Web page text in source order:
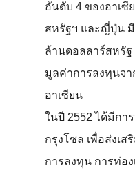
อันดับ 4 ของอาเซี
สหรัฐฯ และญี่ปุ่น
ล้านดอลลาร์สหรัฐ
มูลค่าการลงทุนจ
อาเซียน
ในปี 2552 ได้มีกา
กรุงโซล เพื่อส่งเ
การลงทุน การท่อ